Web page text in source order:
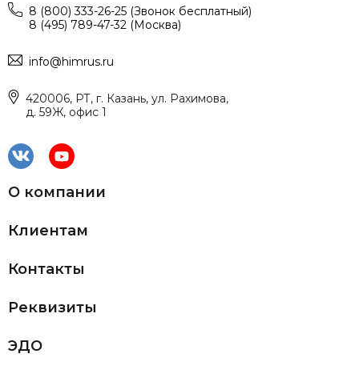
8 (800) 333-26-25 (Звонок бесплатный)
8 (495) 789-47-32 (Москва)
info@himrus.ru
420006, РТ, г. Казань, ул. Рахимова,
д. 59Ж, офис 1
О компании
Клиентам
Контакты
Реквизиты
ЭДО